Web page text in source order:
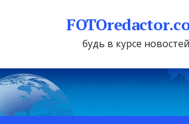
будь в курсе новостей